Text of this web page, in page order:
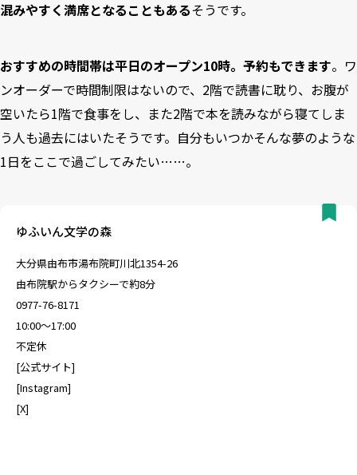
混みやすく満席となることもあるそうです。
おすすめの時間帯は平日のオープン10時。予約もできます。ワ
ンオーダーで時間制限はないので、2階で読書に耽り、お腹が
空いたら1階で食事をし、また2階で本を読みながら寝てしま
う人も過去にはいたそうです。自分もいつかそんな夢のような
1日をここで過ごしてみたい……。
ゆふいん文学の森
大分県由布市湯布院町川北1354-26
由布院駅からタクシーで約8分
0977-76-8171
10:00〜17:00
不定休
[公式サイト]
[Instagram]
[X]